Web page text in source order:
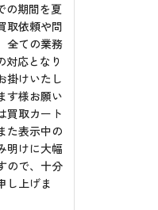
の期間を夏
取依頼や問
全ての業務
対応となり
掛けいたし
す様お願い
買取カート
た表示中の
明けに大幅
ので、十分
し上げま